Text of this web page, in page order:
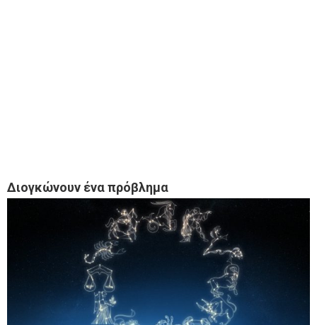
Διογκώνουν ένα πρόβλημα